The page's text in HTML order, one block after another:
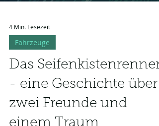
4 Min. Lesezeit
Das Seifenkistenrennen
- eine Geschichte über